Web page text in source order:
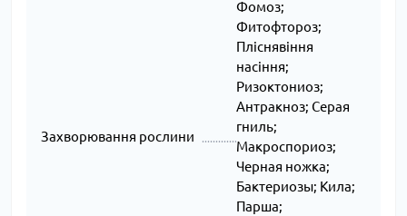
Захворювання рослини
Фомоз;
Фитофтороз;
Пліснявіння
насіння;
Ризоктониоз;
Антракноз; Серая
гниль;
Макроспориоз;
Черная ножка;
Бактериозы; Кила;
Парша;